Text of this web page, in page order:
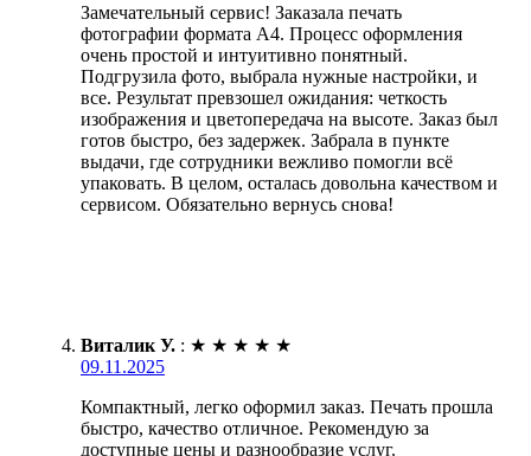
Замечательный сервис! Заказала печать
фотографии формата А4. Процесс оформления
очень простой и интуитивно понятный.
Подгрузила фото, выбрала нужные настройки, и
все. Результат превзошел ожидания: четкость
изображения и цветопередача на высоте. Заказ был
готов быстро, без задержек. Забрала в пункте
выдачи, где сотрудники вежливо помогли всё
упаковать. В целом, осталась довольна качеством и
сервисом. Обязательно вернусь снова!
Виталик У. : ★ ★ ★ ★ ★
09.11.2025
Компактный, легко оформил заказ. Печать прошла
быстро, качество отличное. Рекомендую за
доступные цены и разнообразие услуг.